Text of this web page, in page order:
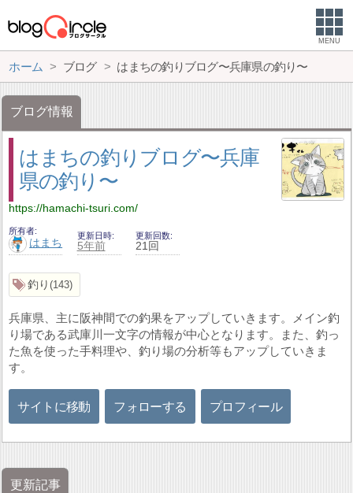
MENU
ホーム ブログ はまちの釣りブログ〜兵庫県の釣り〜
ブログ情報
はまちの釣りブログ〜兵庫
県の釣り〜
https://hamachi-tsuri.com/
所有者
はまち
更新日時
5年前
更新回数
21回
釣り 143
兵庫県、主に阪神間での釣果をアップしていきます。メイン釣
り場である武庫川一文字の情報が中心となります。また、釣っ
た魚を使った手料理や、釣り場の分析等もアップしていきま
す。
サイトに移動 フォローする プロフィール
更新記事